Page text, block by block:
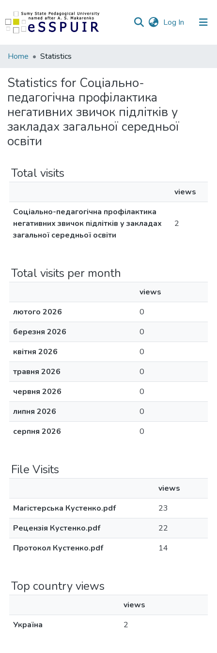
Log In (current)
Communities
Collections
All of DSpace
Home Statistics
Statistics for Соціально-
педагогічна профілактика
негативних звичок підлітків у
закладах загальної середньої
освіти
Total visits
views
Соціально-педагогічна профілактика
негативних звичок підлітків у закладах
загальної середньої освіти
2
Total visits per month
views
лютого 2026
0
березня 2026
0
квітня 2026
0
травня 2026
0
червня 2026
0
липня 2026
0
серпня 2026
0
File Visits
views
Магістерська Кустенко.pdf
23
Рецензія Кустенко.pdf
22
Протокол Кустенко.pdf
14
Top country views
views
Україна
2